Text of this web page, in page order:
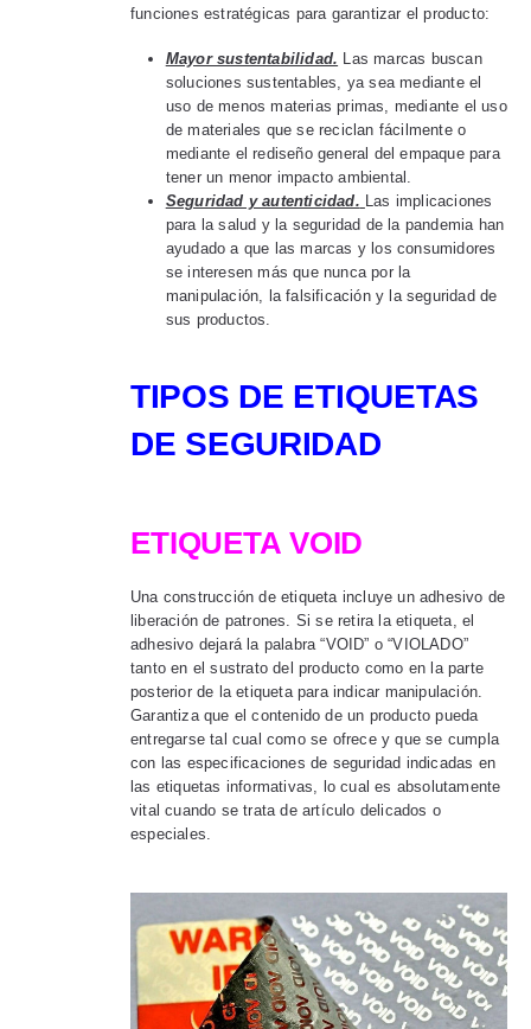
funciones estratégicas para garantizar el producto:
Mayor sustentabilidad. Las marcas buscan
soluciones sustentables, ya sea mediante el
uso de menos materias primas, mediante el uso
de materiales que se reciclan fácilmente o
mediante el rediseño general del empaque para
tener un menor impacto ambiental.
Seguridad y autenticidad. Las implicaciones
para la salud y la seguridad de la pandemia han
ayudado a que las marcas y los consumidores
se interesen más que nunca por la
manipulación, la falsificación y la seguridad de
sus productos.
TIPOS DE ETIQUETAS
DE SEGURIDAD
ETIQUETA VOID
Una construcción de etiqueta incluye un adhesivo de
liberación de patrones. Si se retira la etiqueta, el
adhesivo dejará la palabra “VOID” o “VIOLADO”
tanto en el sustrato del producto como en la parte
posterior de la etiqueta para indicar manipulación.
Garantiza que el contenido de un producto pueda
entregarse tal cual como se ofrece y que se cumpla
con las especificaciones de seguridad indicadas en
las etiquetas informativas, lo cual es absolutamente
vital cuando se trata de artículo delicados o
especiales.